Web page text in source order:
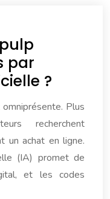
par
?
Plus
recherchent
un achat en ligne.
(IA) promet de
et les codes